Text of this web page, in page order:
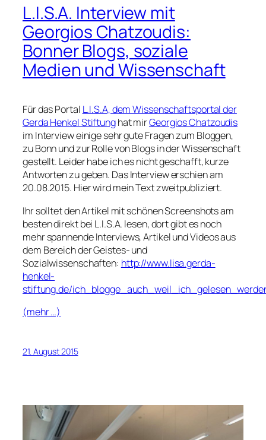
L.I.S.A. Interview mit
Georgios Chatzoudis:
Bonner Blogs, soziale
Medien und Wissenschaft
Für das Portal L.I.S.A, dem Wissenschaftsportal der
Gerda Henkel Stiftunghat mirGeorgios Chatzoudis
im Interview einige sehr gute Fragen zum Bloggen,
zu Bonn und zur Rolle von Blogs in der Wissenschaft
gestellt. Leider habe ich es nicht geschafft, kurze
Antworten zu geben. Das Interview erschien am
20.08.2015. Hier wird mein Text zweitpubliziert.
Ihr solltet den Artikel mit schönen Screenshots am
besten direkt bei L.I.S.A. lesen, dort gibt es noch
mehr spannende Interviews, Artikel und Videos aus
dem Bereich der Geistes- und
Sozialwissenschaften: http://www.lisa.gerda-
henkel-
stiftung.de/
(mehr …)
21. August 2015